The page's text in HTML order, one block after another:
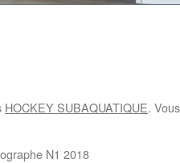
HOCKEY SUBAQUATIQUE.
N1 2018